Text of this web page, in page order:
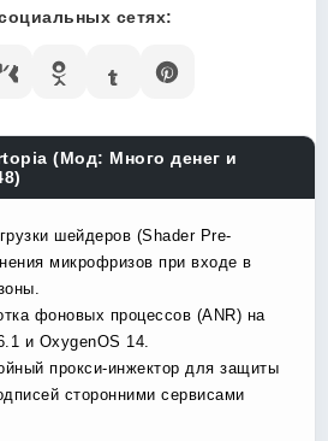
сетях:
(Мод: Много денег и
шейдеров (Shader Pre-
микрофризов при входе в
фоновых процессов (ANR) на
и OxygenOS 14.
прокси-инжектор для защиты
сторонними сервисами